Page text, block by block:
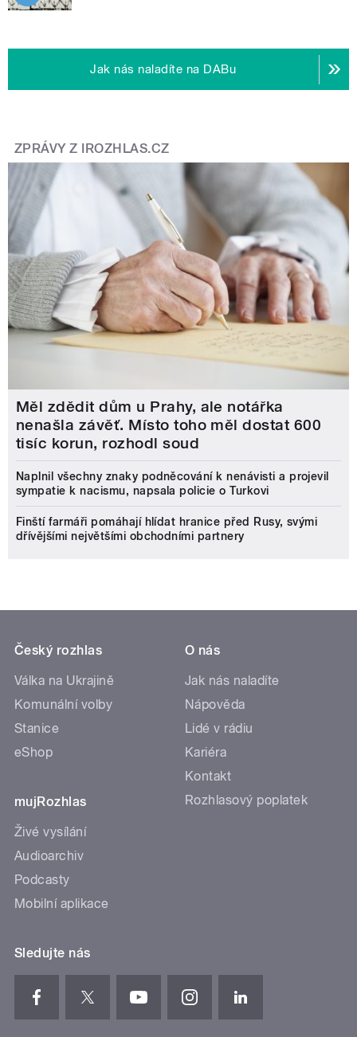
Jak nás naladíte na DABu
ZPRÁVY Z IROZHLAS.CZ
Měl zdědit dům u Prahy, ale notářka
nenašla závěť. Místo toho měl dostat 600
tisíc korun, rozhodl soud
Naplnil všechny znaky podněcování k nenávisti a projevil
sympatie k nacismu, napsala policie o Turkovi
Finští farmáři pomáhají hlídat hranice před Rusy, svými
dřívějšími největšími obchodními partnery
Český rozhlas
Válka na Ukrajině
Komunální volby
Stanice
eShop
mujRozhlas
Živé vysílání
Audioarchiv
Podcasty
Mobilní aplikace
O nás
Jak nás naladíte
Nápověda
Lidé v rádiu
Kariéra
Kontakt
Rozhlasový poplatek
Sledujte nás